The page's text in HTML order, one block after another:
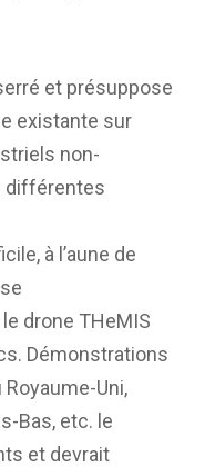
et présuppose
existante sur
non-
différentes
à l’aune de
drone THeMIS
Démonstrations
Royaume-Uni,
Bas, etc. le
et devrait